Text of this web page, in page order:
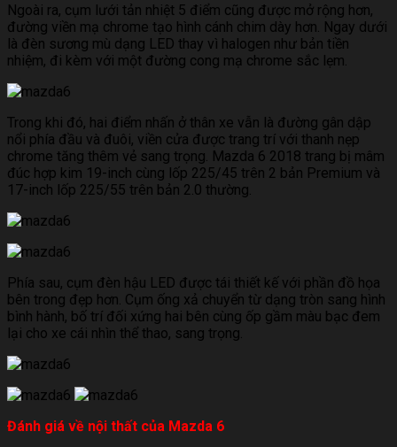
Ngoài ra, cụm lưới tản nhiệt 5 điểm cũng được mở rộng hơn,
đường viền mạ chrome tạo hình cánh chim dày hơn. Ngay dưới
là đèn sương mù dạng LED thay vì halogen như bản tiền
nhiệm, đi kèm với một đường cong mạ chrome sắc lẹm.
​Trong khi đó, hai điểm nhấn ở thân xe vẫn là đường gân dập
nổi phía đầu và đuôi, viền cửa được trang trí với thanh nẹp
chrome tăng thêm vẻ sang trọng. Mazda 6 2018 trang bị mâm
đúc hợp kim 19-inch cùng lốp 225/45 trên 2 bản Premium và
17-inch lốp 225/55 trên bản 2.0 thường.
Phía sau, cụm đèn hậu LED được tái thiết kế với phần đồ họa
bên trong đẹp hơn. Cụm ống xả chuyển từ dạng tròn sang hình
bình hành, bố trí đối xứng hai bên cùng ốp gầm màu bạc đem
lại cho xe cái nhìn thể thao, sang trọng.
Đánh giá về nội thất của Mazda 6